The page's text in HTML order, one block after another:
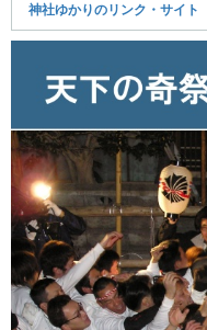
神社ゆかりのリンク・サイト